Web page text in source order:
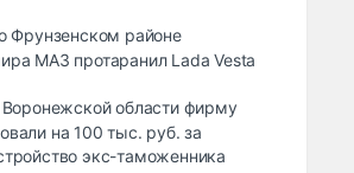
Фрунзенском районе
МАЗ протаранил Lada Vesta
области фирму
на 100 тыс. руб. за
экс-таможенника